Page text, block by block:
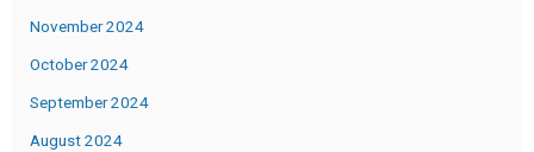
November 2024
October 2024
September 2024
August 2024